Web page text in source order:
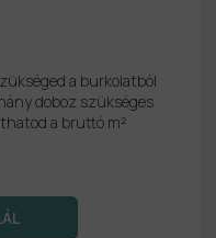
a burkolatból
doboz szükséges
a bruttó m²